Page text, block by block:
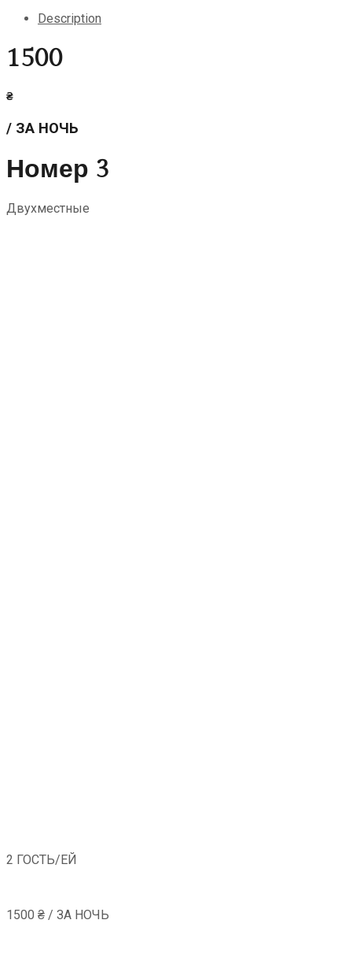
Description
1500
₴
/ ЗА НОЧЬ
Номер 3
Двухместные
2 ГОСТЬ/ЕЙ
1500 ₴ / ЗА НОЧЬ